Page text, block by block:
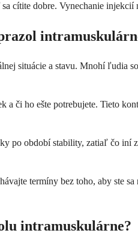
cítite dobre. Vynechanie
situácie a stavu. Mnohí ľudia
a či ho ešte potrebujete. Tieto
po období stability, zatiaľ čo iní
termíny bez toho, aby ste
intramuskulárne?